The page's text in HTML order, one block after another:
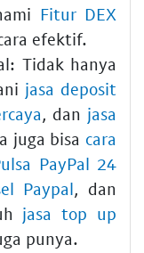
Fitur DEX
efektif.
Tidak hanya
jasa deposit
, dan jasa
juga bisa cara
PayPal 24
Paypal, dan
jasa top up
punya.